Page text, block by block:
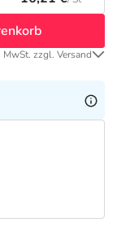
MwSt. zzgl. Versand